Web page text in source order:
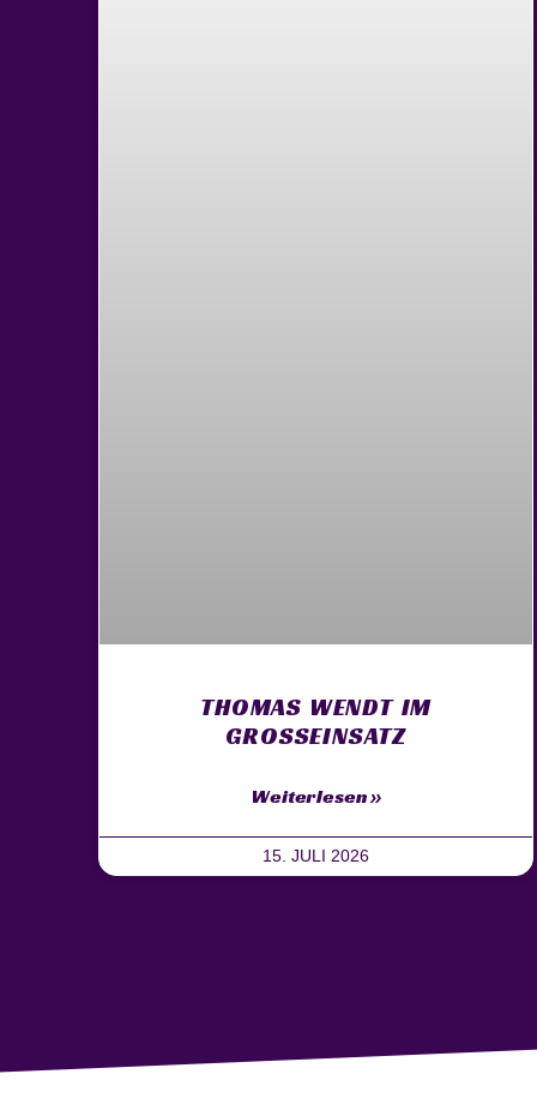
THOMAS WENDT IM
GROSSEINSATZ
Weiterlesen »
15. JULI 2026